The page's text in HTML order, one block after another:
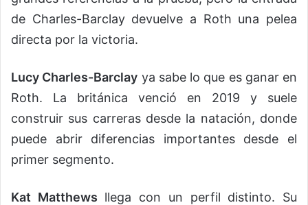
de Charles-Barclay devuelve a Roth una pelea
directa por la victoria.
Lucy Charles-Barclay ya sabe lo que es ganar en
Roth. La británica venció en 2019 y suele
construir sus carreras desde la natación, donde
puede abrir diferencias importantes desde el
primer segmento.
Kat Matthews llega con un perfil distinto. Su